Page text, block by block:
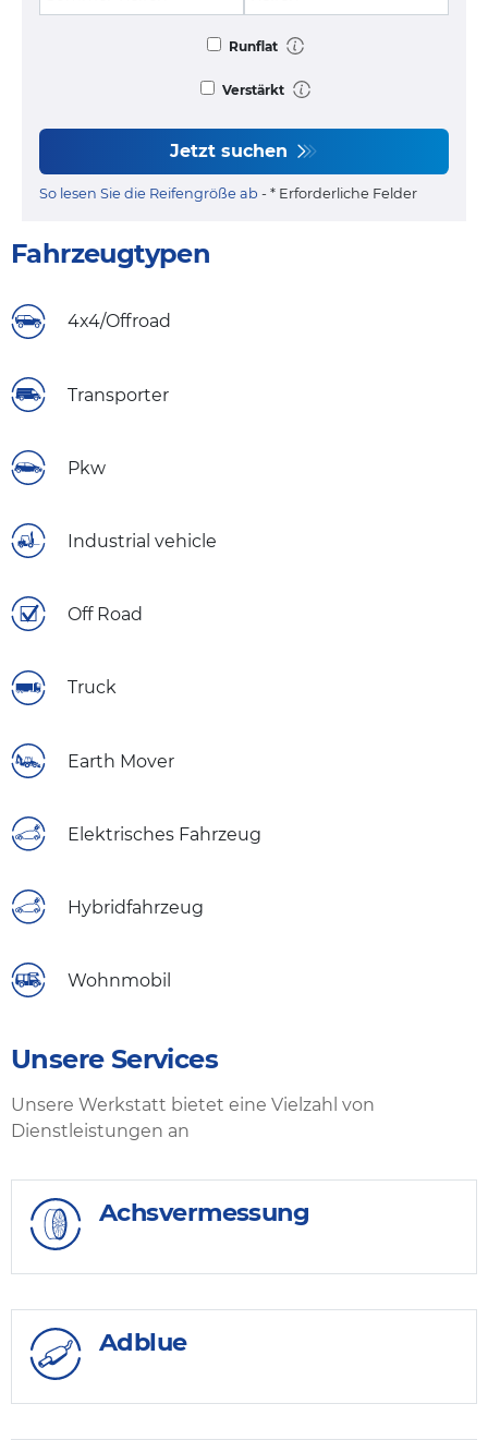
Runflat
Verstärkt
Jetzt suchen
So lesen Sie die Reifengröße ab - * Erforderliche Felder
Fahrzeugtypen
4x4/Offroad
Transporter
Pkw
Industrial vehicle
Off Road
Truck
Earth Mover
Elektrisches Fahrzeug
Hybridfahrzeug
Wohnmobil
Unsere Services
Unsere Werkstatt bietet eine Vielzahl von
Dienstleistungen an
Achsvermessung
Adblue